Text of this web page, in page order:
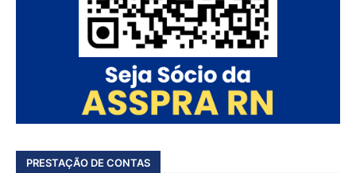
PRESTAÇÃO DE CONTAS